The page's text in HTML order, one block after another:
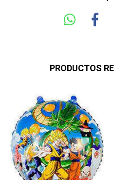
PRODUCTOS